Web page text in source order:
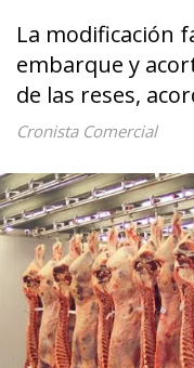
La modificación
embarque y
de las reses,
Cronista Comercial